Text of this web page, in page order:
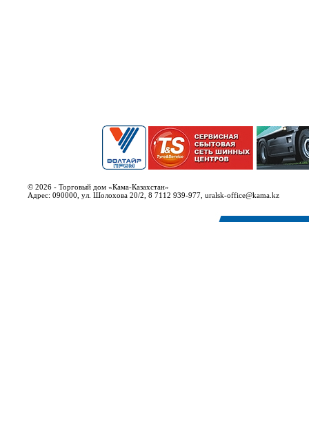
© 2026 - Торговый дом «Кама-Казахстан»
Адрес: 090000, ул. Шолохова 20/2, 8 7112 939-977, uralsk-office@kama.kz